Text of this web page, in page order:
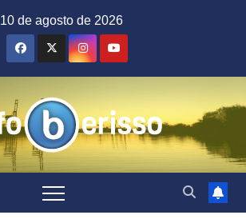
10 de agosto de 2026